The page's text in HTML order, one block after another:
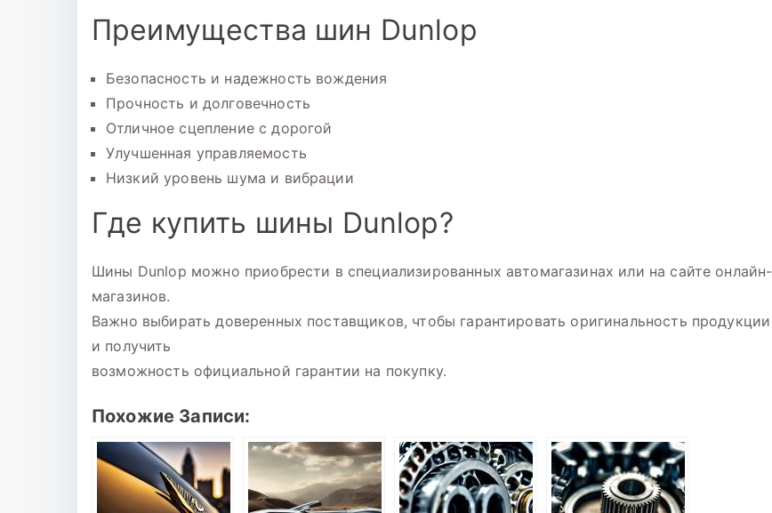
Преимущества шин Dunlop
Безопасность и надежность вождения
Прочность и долговечность
Отличное сцепление с дорогой
Улучшенная управляемость
Низкий уровень шума и вибрации
Где купить шины Dunlop?
Шины Dunlop можно приобрести в специализированных автомагазинах или на сайте онлайн-
магазинов.
Важно выбирать доверенных поставщиков, чтобы гарантировать оригинальность продукции
и получить
возможность официальной гарантии на покупку.
Похожие Записи: